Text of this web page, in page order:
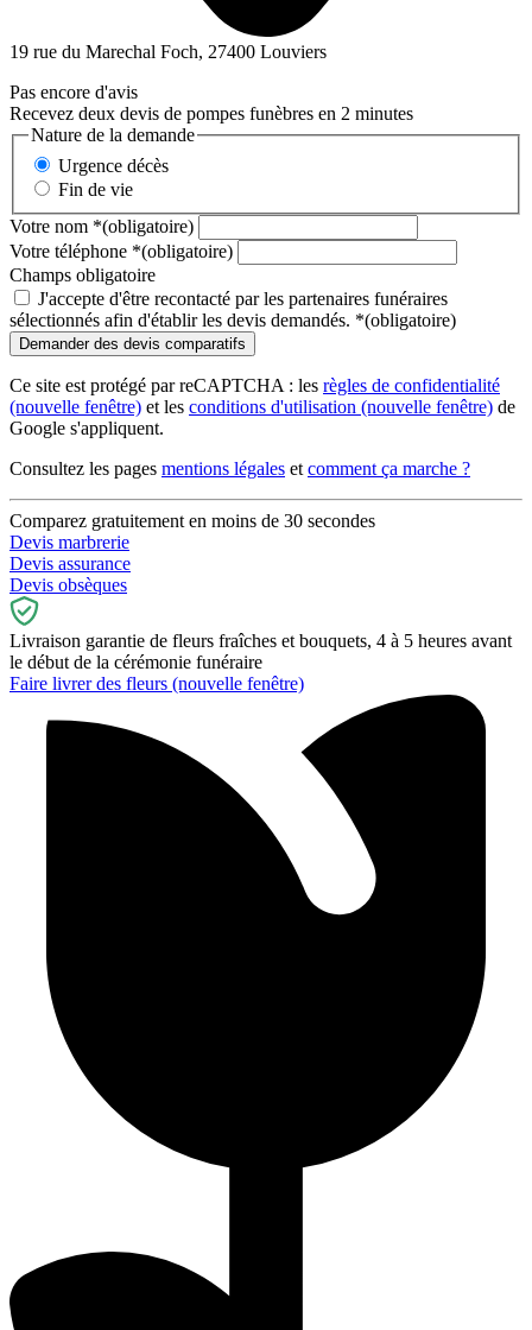
19 rue du Marechal Foch, 27400 Louviers
Pas encore d'avis
Recevez deux devis de pompes funèbres en 2 minutes
Nature de la demande
Urgence décès
Fin de vie
Votre nom *(obligatoire)
Votre téléphone *(obligatoire)
Champs obligatoire
J'accepte d'être recontacté par les partenaires funéraires
sélectionnés afin d'établir les devis demandés. *(obligatoire)
Ce site est protégé par reCAPTCHA : les règles de confidentialité
(nouvelle fenêtre) et les conditions d'utilisation (nouvelle fenêtre) de
Google s'appliquent.
Consultez les pages mentions légales et comment ça marche ?
Comparez gratuitement en moins de 30 secondes
Devis marbrerie
Devis assurance
Devis obsèques
Livraison garantie de fleurs fraîches et bouquets, 4 à 5 heures avant
le début de la cérémonie funéraire
Faire livrer des fleurs (nouvelle fenêtre)